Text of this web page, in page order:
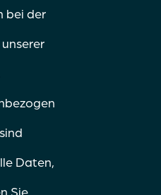
bei der
Daten,
Sie